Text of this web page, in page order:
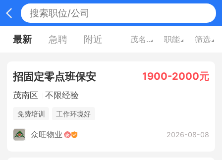
最新 急聘 附近 茂名广东 职能 筛选
招固定零点班保安 1900-2000元
茂南区 不限经验
免费培训 工作环境好
众旺物业 2026-08-08